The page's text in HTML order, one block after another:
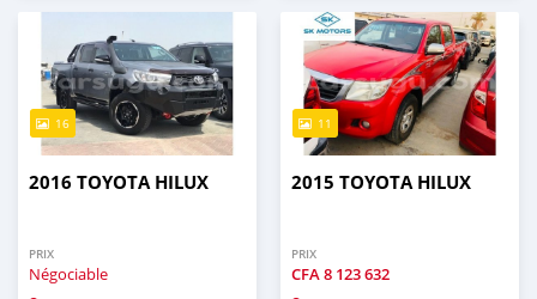
16
2016 TOYOTA HILUX
PRIX
Négociable
11
2015 TOYOTA HILUX
PRIX
CFA8 123 632